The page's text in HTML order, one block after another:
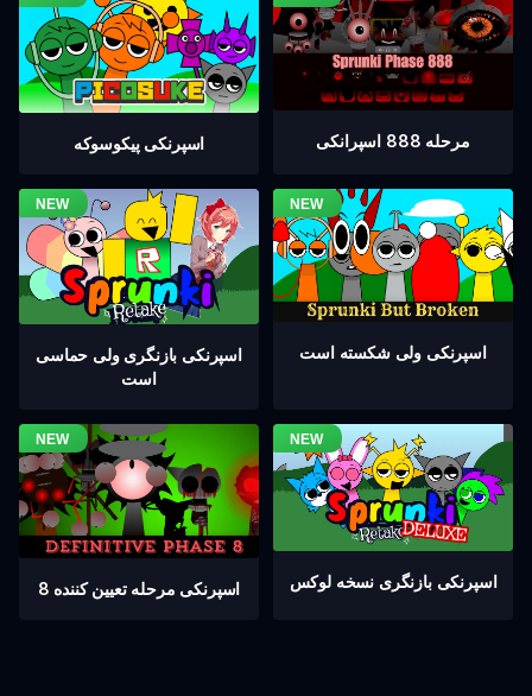
اسپرنکی پیکوسوکه مرحله 888 اسپرانکی
اسپرنکی بازنگری ولی حماسی
است
اسپرنکی ولی شکسته است
اسپرنکی مرحله تعیین کننده 8 اسپرنکی بازنگری نسخه لوکس